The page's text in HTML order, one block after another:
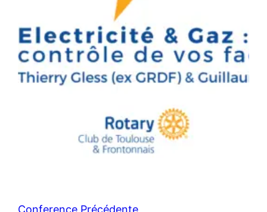
Conference Précédente